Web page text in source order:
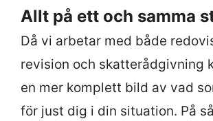
Allt på ett och samma
Då vi arbetar med både
revision och skatterådgivning
en mer komplett bild av vad
för just dig i din situation. På